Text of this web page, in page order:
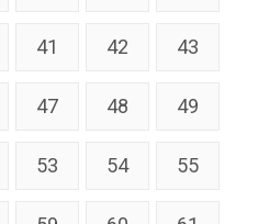
41 42 43
47 48 49
53 54 55